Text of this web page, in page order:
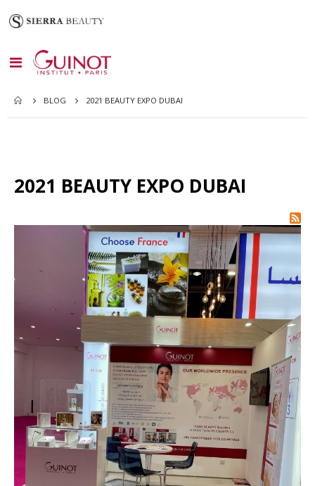
Toggle
Nav
BLOG 2021 BEAUTY EXPO DUBAI
2021 BEAUTY EXPO DUBAI